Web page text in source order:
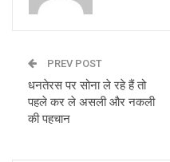
PREV POST
धनतेरस पर सोना ले रहे हैं तो
पहले कर ले असली और नकली
की पहचान